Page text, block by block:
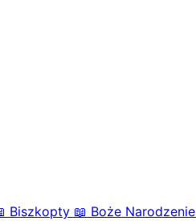
Biszkopty 📖 Boże Narodzenie